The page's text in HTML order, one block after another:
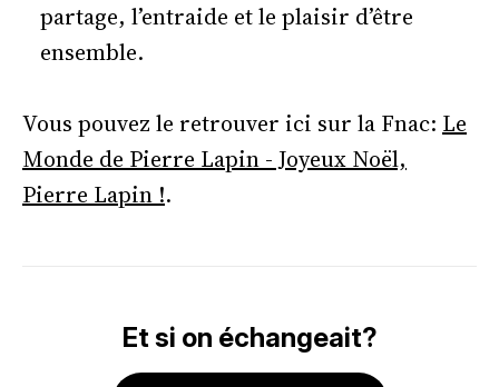
partage, l’entraide et le plaisir d’être
ensemble.
Vous pouvez le retrouver ici sur la Fnac: Le
Monde de Pierre Lapin - Joyeux Noël,
Pierre Lapin !.
Et si on échangeait?